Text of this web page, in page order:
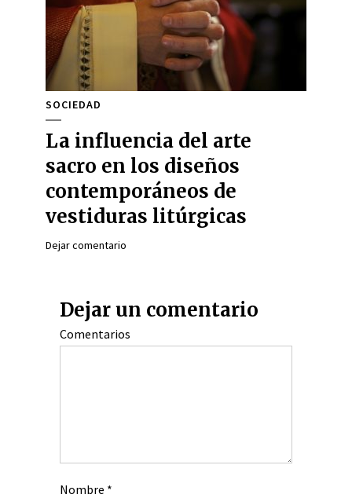
SOCIEDAD
La influencia del arte
sacro en los diseños
contemporáneos de
vestiduras litúrgicas
Dejar comentario
Dejar un comentario
Comentarios
Nombre *